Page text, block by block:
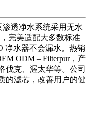
渗透净水系统采用无水
完美适配大多数标准
净水器不会漏水。热销
ODM – Filterpur，产
伐克、渥太华等。公司
的滤芯，改善用户的健